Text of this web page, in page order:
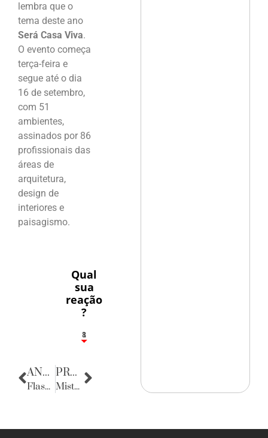
lembra que o
tema deste ano
Será Casa Viva.
O evento começa
terça-feira e
segue até o dia
16 de setembro,
com 51
ambientes,
assinados por 86
profissionais das
áreas de
arquitetura,
design de
interiores e
paisagismo.
Qual
sua
reação
?
1
8
ANTERIOR
Flashes
PRÓXIMA
Mister e Miss Rodeio do Brasil 2018